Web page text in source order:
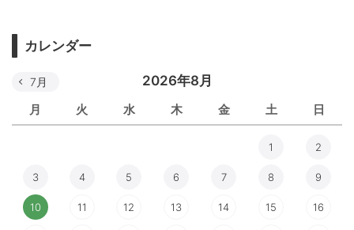
カレンダー
2026年8月
月 火 水 木 金 土 日
7月
1 2
3 4 5 6 7 8 9
10 11 12 13 14 15 16